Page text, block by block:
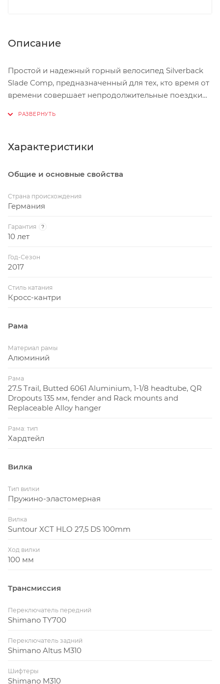
Описание
Простой и надежный горный велосипед Silverback
Slade Comp, предназначенный для тех, кто время от
времени совершает непродолжительные поездки
или ремонта. Основой велосипеда является жесткая
амортизационная вилка Suntour XCT HLO с ходом
небольшим весом и высокой жесткостью.
Характеристики
Общие и основные свойства
Страна происхождения
Германия
Гарантия ?
10 лет
Год-Сезон
2017
Стиль катания
Кросс-кантри
Рама
Материал рамы
Алюминий
Рама
27.5 Trail, Butted 6061 Aluminium, 1-1/8 headtube, QR
Dropouts 135 мм, fender and Rack mounts and
Replaceable Alloy hanger
Рама: тип
Хардтейл
Вилка
Тип вилки
Пружино-эластомерная
Вилка
Suntour XCT HLO 27,5 DS 100mm
Ход вилки
100 мм
Трансмиссия
Переключатель передний
Shimano TY700
Переключатель задний
Shimano Altus M310
Шифтеры
Shimano M310